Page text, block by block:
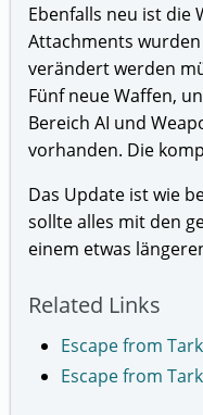
Ebenfalls neu ist die
Attachments
verändert werden
Fünf neue Waffen,
Bereich AI und
vorhanden. Die
Das Update ist wie
sollte alles mit den
einem etwas
Related Links
Escape from
Escape from